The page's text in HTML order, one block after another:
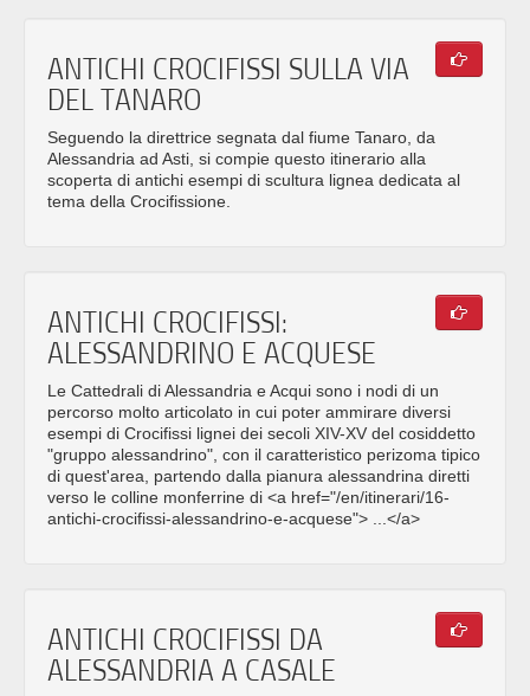
ANTICHI CROCIFISSI SULLA VIA
DEL TANARO
Seguendo la direttrice segnata dal fiume Tanaro, da
Alessandria ad Asti, si compie questo itinerario alla
scoperta di antichi esempi di scultura lignea dedicata al
tema della Crocifissione.
ANTICHI CROCIFISSI:
ALESSANDRINO E ACQUESE
Le Cattedrali di Alessandria e Acqui sono i nodi di un
percorso molto articolato in cui poter ammirare diversi
esempi di Crocifissi lignei dei secoli XIV-XV del cosiddetto
"gruppo alessandrino", con il caratteristico perizoma tipico
di quest'area, partendo dalla pianura alessandrina diretti
verso le colline monferrine di <a href="/en/itinerari/16-
antichi-crocifissi-alessandrino-e-acquese"> ...</a>
ANTICHI CROCIFISSI DA
ALESSANDRIA A CASALE